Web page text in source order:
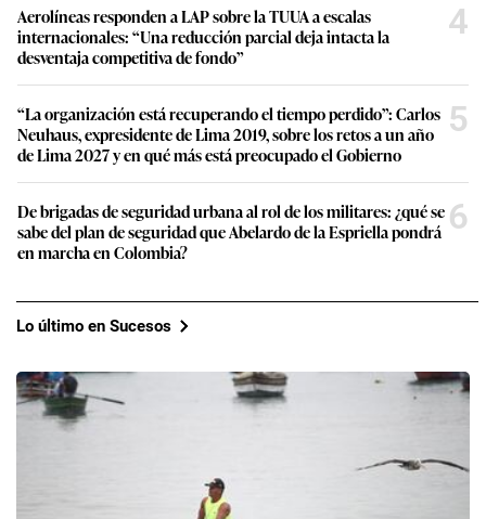
Aerolíneas responden a LAP sobre la TUUA a escalas
internacionales: “Una reducción parcial deja intacta la
desventaja competitiva de fondo”
4
“La organización está recuperando el tiempo perdido”: Carlos
Neuhaus, expresidente de Lima 2019, sobre los retos a un año
de Lima 2027 y en qué más está preocupado el Gobierno
5
De brigadas de seguridad urbana al rol de los militares: ¿qué se
sabe del plan de seguridad que Abelardo de la Espriella pondrá
en marcha en Colombia?
6
Lo último en Sucesos